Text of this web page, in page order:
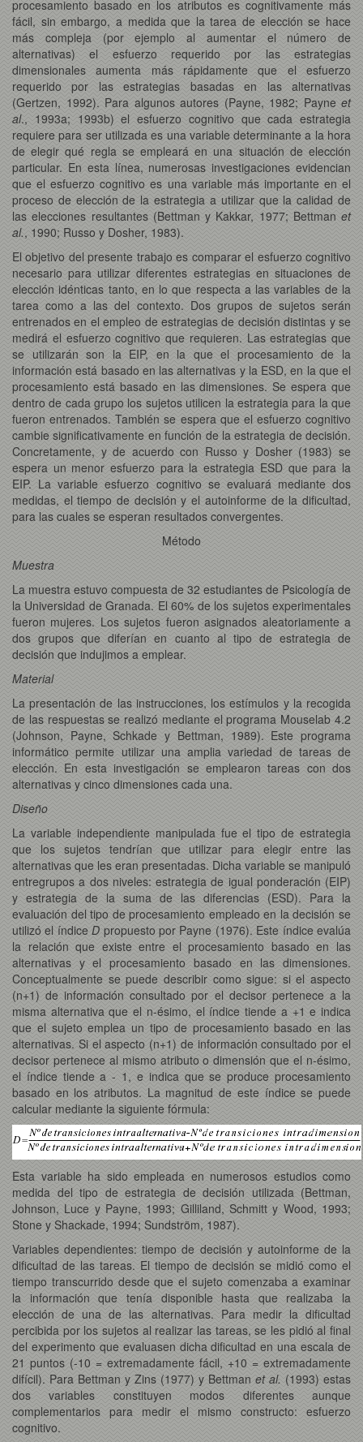
procesamiento basado en los atributos es cognitivamente más
fácil, sin embargo, a medida que la tarea de elección se hace
más compleja (por ejemplo al aumentar el número de
alternativas) el esfuerzo requerido por las estrategias
dimensionales aumenta más rápidamente que el esfuerzo
requerido por las estrategias basadas en las alternativas
(Gertzen, 1992). Para algunos autores (Payne, 1982; Payne et
al., 1993a; 1993b) el esfuerzo cognitivo que cada estrategia
requiere para ser utilizada es una variable determinante a la hora
de elegir qué regla se empleará en una situación de elección
particular. En esta línea, numerosas investigaciones evidencian
que el esfuerzo cognitivo es una variable más importante en el
proceso de elección de la estrategia a utilizar que la calidad de
las elecciones resultantes (Bettman y Kakkar, 1977; Bettman et
al., 1990; Russo y Dosher, 1983).
El objetivo del presente trabajo es comparar el esfuerzo cognitivo
necesario para utilizar diferentes estrategias en situaciones de
elección idénticas tanto, en lo que respecta a las variables de la
tarea como a las del contexto. Dos grupos de sujetos serán
entrenados en el empleo de estrategias de decisión distintas y se
medirá el esfuerzo cognitivo que requieren. Las estrategias que
se utilizarán son la EIP, en la que el procesamiento de la
información está basado en las alternativas y la ESD, en la que el
procesamiento está basado en las dimensiones. Se espera que
dentro de cada grupo los sujetos utilicen la estrategia para la que
fueron entrenados. También se espera que el esfuerzo cognitivo
cambie significativamente en función de la estrategia de decisión.
Concretamente, y de acuerdo con Russo y Dosher (1983) se
espera un menor esfuerzo para la estrategia ESD que para la
EIP. La variable esfuerzo cognitivo se evaluará mediante dos
medidas, el tiempo de decisión y el autoinforme de la dificultad,
para las cuales se esperan resultados convergentes.
Método
Muestra
La muestra estuvo compuesta de 32 estudiantes de Psicología de
la Universidad de Granada. El 60% de los sujetos experimentales
fueron mujeres. Los sujetos fueron asignados aleatoriamente a
dos grupos que diferían en cuanto al tipo de estrategia de
decisión que indujimos a emplear.
Material
La presentación de las instrucciones, los estímulos y la recogida
de las respuestas se realizó mediante el programa Mouselab 4.2
(Johnson, Payne, Schkade y Bettman, 1989). Este programa
informático permite utilizar una amplia variedad de tareas de
elección. En esta investigación se emplearon tareas con dos
alternativas y cinco dimensiones cada una.
Diseño
La variable independiente manipulada fue el tipo de estrategia
que los sujetos tendrían que utilizar para elegir entre las
alternativas que les eran presentadas. Dicha variable se manipuló
entregrupos a dos niveles: estrategia de igual ponderación (EIP)
y estrategia de la suma de las diferencias (ESD). Para la
evaluación del tipo de procesamiento empleado en la decisión se
utilizó el índiceD propuesto por Payne (1976). Este índice evalúa
la relación que existe entre el procesamiento basado en las
alternativas y el procesamiento basado en las dimensiones.
Conceptualmente se puede describir como sigue: si el aspecto
(n+1) de información consultado por el decisor pertenece a la
misma alternativa que el n-ésimo, el índice tiende a +1 e indica
que el sujeto emplea un tipo de procesamiento basado en las
alternativas. Si el aspecto (n+1) de información consultado por el
decisor pertenece al mismo atributo o dimensión que el n-ésimo,
el índice tiende a - 1, e indica que se produce procesamiento
basado en los atributos. La magnitud de este índice se puede
calcular mediante la siguiente fórmula:
Esta variable ha sido empleada en numerosos estudios como
medida del tipo de estrategia de decisión utilizada (Bettman,
Johnson, Luce y Payne, 1993; Gilliland, Schmitt y Wood, 1993;
Stone y Shackade, 1994; Sundström, 1987).
Variables dependientes: tiempo de decisión y autoinforme de la
dificultad de las tareas. El tiempo de decisión se midió como el
tiempo transcurrido desde que el sujeto comenzaba a examinar
la información que tenía disponible hasta que realizaba la
elección de una de las alternativas. Para medir la dificultad
percibida por los sujetos al realizar las tareas, se les pidió al final
del experimento que evaluasen dicha dificultad en una escala de
21 puntos (-10 = extremadamente fácil, +10 = extremadamente
difícil). Para Bettman y Zins (1977) y Bettman et al. (1993) estas
dos variables constituyen modos diferentes aunque
complementarios para medir el mismo constructo: esfuerzo
cognitivo.